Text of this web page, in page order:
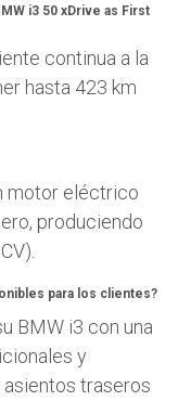
i3 50 xDrive as First
continua a la
hasta 423 km
motor eléctrico
produciendo
para los clientes?
BMW i3 con una
y
traseros